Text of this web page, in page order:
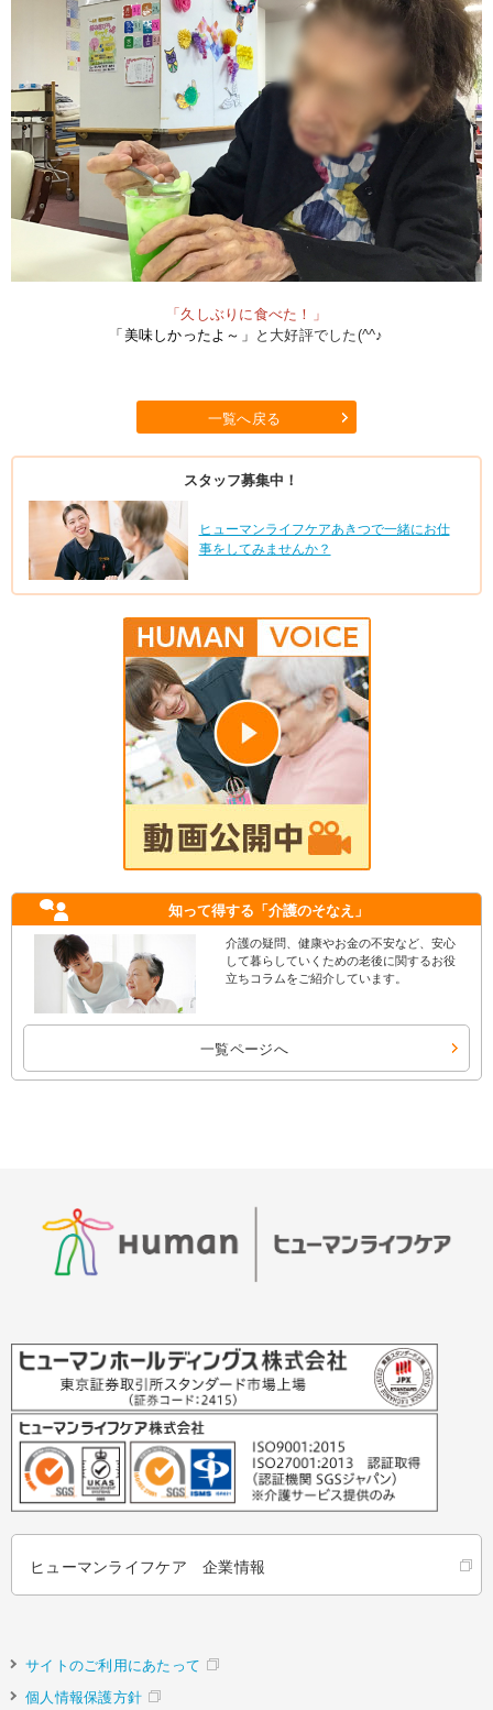
「久しぶりに食べた！」
「美味しかったよ～」 と大好評でした(^^♪
一覧へ戻る
スタッフ募集中！
ヒューマンライフケアあきつで一緒にお仕
事をしてみませんか？
知って得する 「介護のそなえ」
介護の疑問、健康やお金の不安など、安心
して暮らしていくための老後に関するお役
立ちコラムをご紹介しています。
一覧ページへ
ヒューマンライフケア 企業情報
サイトのご利用にあたって
個人情報保護方針